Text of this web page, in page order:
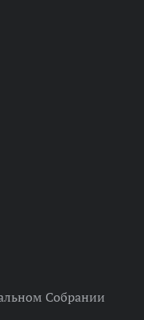
Собрании